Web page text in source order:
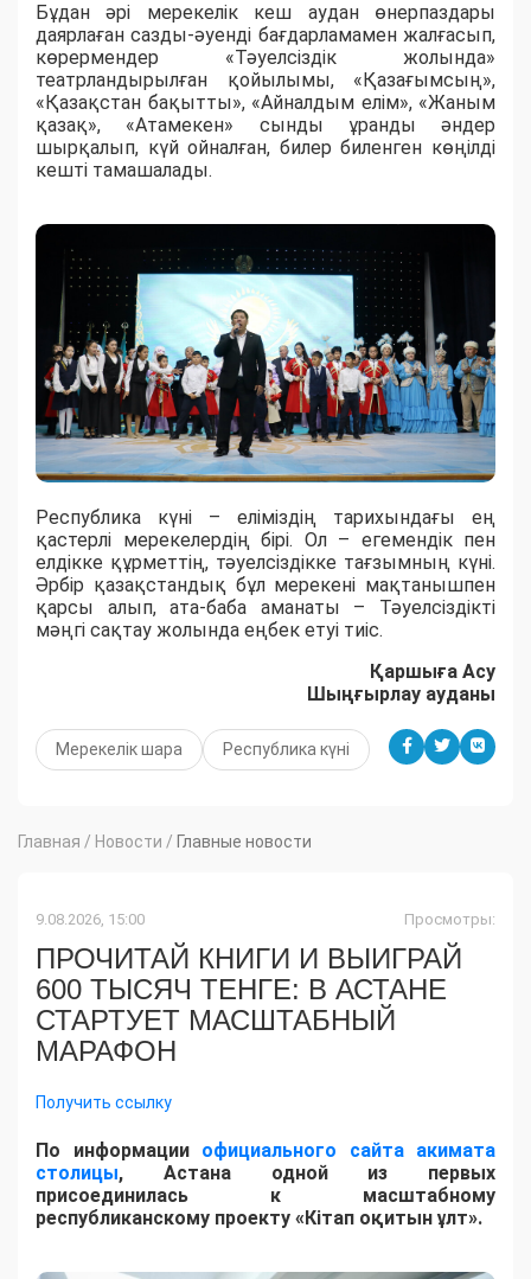
Бұдан әрі мерекелік кеш аудан өнерпаздары
даярлаған сазды-әуенді бағдарламамен жалғасып,
көрермендер «Тәуелсіздік жолында»
театрландырылған қойылымы, «Қазағымсың»,
«Қазақстан бақытты», «Айналдым елім», «Жаным
қазақ», «Атамекен» сынды ұранды әндер
шырқалып, күй ойналған, билер биленген көңілді
кешті тамашалады.
Республика күні – еліміздің тарихындағы ең
қастерлі мерекелердің бірі. Ол – егемендік пен
елдікке құрметтің, тәуелсіздікке тағзымның күні.
Әрбір қазақстандық бұл мерекені мақтанышпен
қарсы алып, ата-баба аманаты – Тәуелсіздікті
мәңгі сақтау жолында еңбек етуі тиіс.
Қаршыға Асу
Шыңғырлау ауданы
Мерекелік шара Республика күні
Главная / Новости / Главные новости
9.08.2026, 15:00 Просмотры:
ПРОЧИТАЙ КНИГИ И ВЫИГРАЙ
600 ТЫСЯЧ ТЕНГЕ: В АСТАНЕ
СТАРТУЕТ МАСШТАБНЫЙ
МАРАФОН
Получить ссылку
По информации официального сайта акимата
столицы, Астана одной из первых
присоединилась к масштабному
республиканскому проекту «Кітап оқитын ұлт».